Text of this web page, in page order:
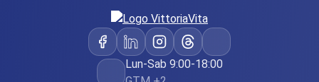
Lun-Sab 9:00-18:00